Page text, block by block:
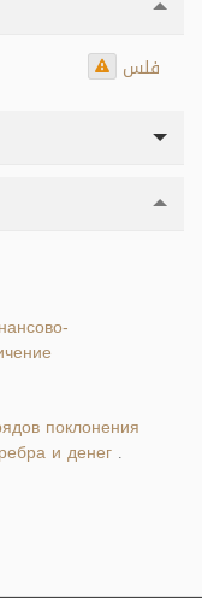
فلس
поклонения
и денег